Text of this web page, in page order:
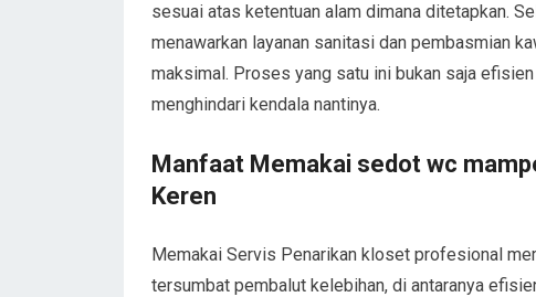
sesuai atas ketentuan alam dimana ditetapkan.
menawarkan layanan sanitasi dan pembasmian
maksimal. Proses yang satu ini bukan saja
menghindari kendala nantinya.
Manfaat Memakai sedot wc
Keren
Memakai Servis Penarikan kloset profesional
tersumbat pembalut kelebihan, di antaranya